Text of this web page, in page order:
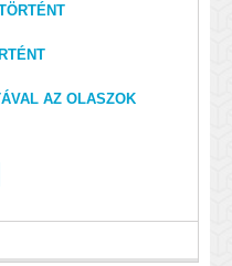
AZ OLASZOK